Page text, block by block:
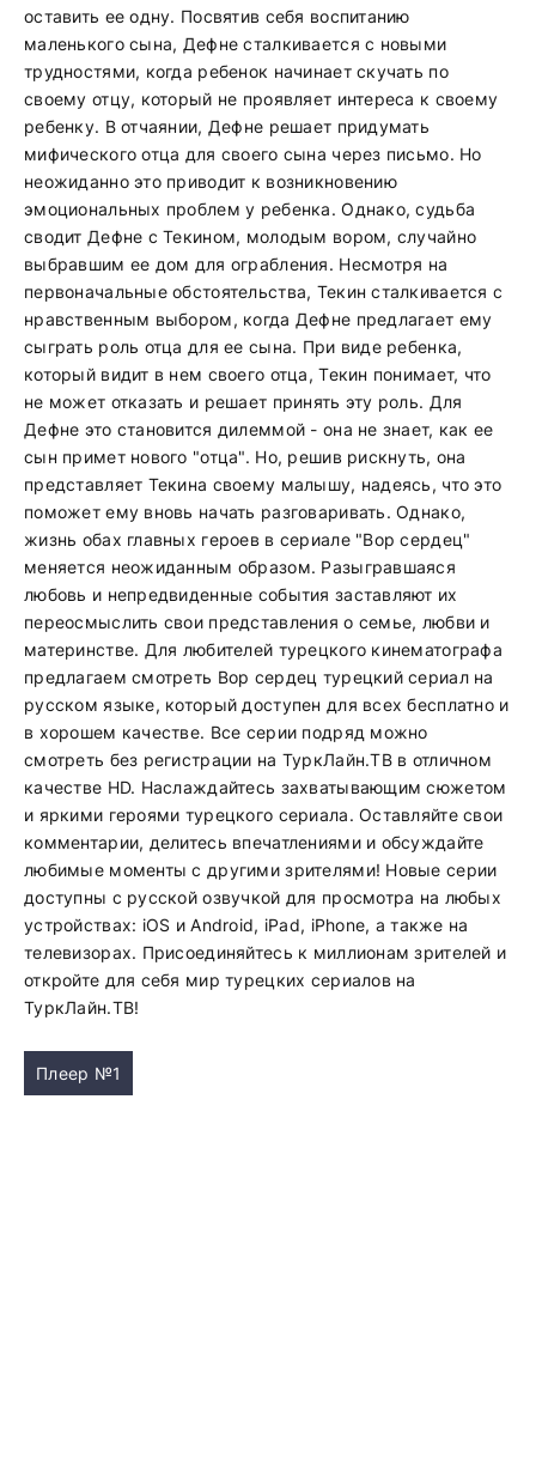
оставить ее одну. Посвятив себя воспитанию
маленького сына, Дефне сталкивается с новыми
трудностями, когда ребенок начинает скучать по
своему отцу, который не проявляет интереса к своему
ребенку. В отчаянии, Дефне решает придумать
мифического отца для своего сына через письмо. Но
неожиданно это приводит к возникновению
эмоциональных проблем у ребенка. Однако, судьба
сводит Дефне с Текином, молодым вором, случайно
выбравшим ее дом для ограбления. Несмотря на
первоначальные обстоятельства, Текин сталкивается с
нравственным выбором, когда Дефне предлагает ему
сыграть роль отца для ее сына. При виде ребенка,
который видит в нем своего отца, Текин понимает, что
не может отказать и решает принять эту роль. Для
Дефне это становится дилеммой - она не знает, как ее
сын примет нового "отца". Но, решив рискнуть, она
представляет Текина своему малышу, надеясь, что это
поможет ему вновь начать разговаривать. Однако,
жизнь обах главных героев в сериале "Вор сердец"
меняется неожиданным образом. Разыгравшаяся
любовь и непредвиденные события заставляют их
переосмыслить свои представления о семье, любви и
материнстве. Для любителей турецкого кинематографа
предлагаем смотреть Вор сердец турецкий сериал на
русском языке, который доступен для всех бесплатно и
в хорошем качестве. Все серии подряд можно
смотреть без регистрации на ТуркЛайн.ТВ в отличном
качестве HD. Наслаждайтесь захватывающим сюжетом
и яркими героями турецкого сериала. Оставляйте свои
комментарии, делитесь впечатлениями и обсуждайте
любимые моменты с другими зрителями! Новые серии
доступны с русской озвучкой для просмотра на любых
устройствах: iOS и Android, iPad, iPhone, а также на
телевизорах. Присоединяйтесь к миллионам зрителей и
откройте для себя мир турецких сериалов на
ТуркЛайн.ТВ!
Плеер №1